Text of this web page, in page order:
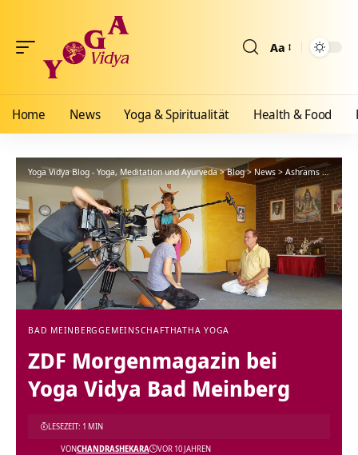
Aa
Home News Yoga & Spiritualität Health & Food
Yoga Vidya Blog - Yoga, Meditation und Ayurveda>Blog>News > Ashrams> Bad
BAD MEINBERGGEMEINSCHAFTHATHA YOGA
ZDF Morgenmagazin bei
Yoga Vidya Bad Meinberg
VONCHANDRASHEKARA VOR 10 JAHREN
LESEZEIT: 1 MIN